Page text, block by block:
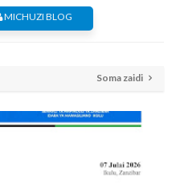
MICHUZI BLOG
Soma zaidi